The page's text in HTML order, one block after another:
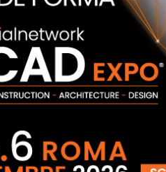
Solo in qualità di
sviluppato un know-
per il futuro. Ecco
La qualità è decisiva